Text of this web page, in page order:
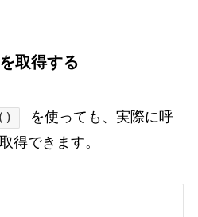
取得する
を使っても、実際に呼
得できます。